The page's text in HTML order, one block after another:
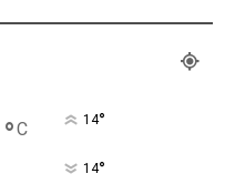
°C 14°
14°